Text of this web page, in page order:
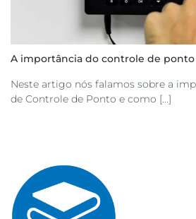
A importância do controle de ponto
Neste artigo nós falamos sobre a
de Controle de Ponto e como [...]